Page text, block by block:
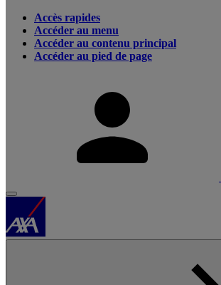
Accès rapides
Accéder au menu
Accéder au contenu principal
Accéder au pied de page